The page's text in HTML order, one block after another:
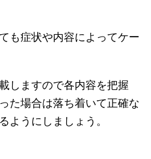
も症状や内容によってケー
しますので各内容を把握
た場合は落ち着いて正確な
ようにしましょう。